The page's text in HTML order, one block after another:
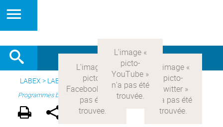
LABEX > LABEX COMOD> Version française > Recherche >
Programmes blanc